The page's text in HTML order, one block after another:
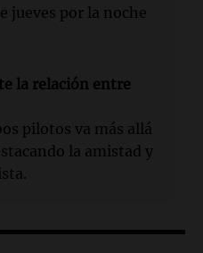
jueves por la noche
la relación entre
pilotos va más allá
la amistad y